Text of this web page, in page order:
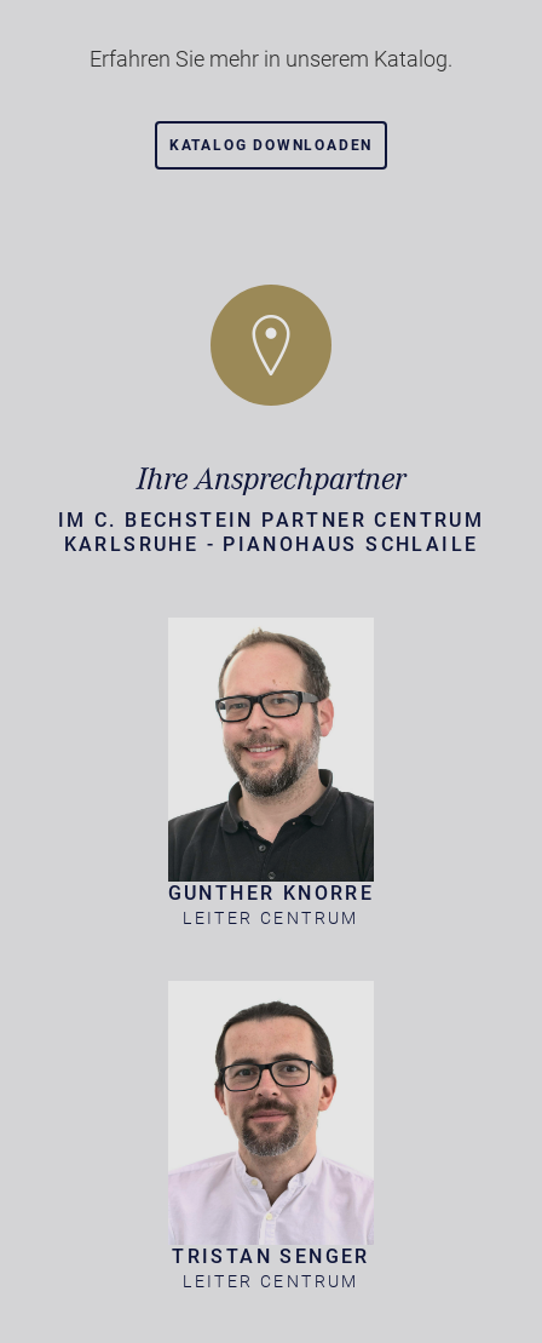
Erfahren Sie mehr in unserem Katalog.
KATALOG DOWNLOADEN
Ihre Ansprechpartner
IM C. BECHSTEIN PARTNER CENTRUM
KARLSRUHE - PIANOHAUS SCHLAILE
GUNTHER KNORRE
LEITER CENTRUM
TRISTAN SENGER
LEITER CENTRUM